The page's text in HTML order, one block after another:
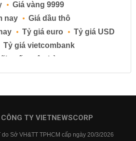
Giá vàng 9999
nay
Giá dầu thô
Tỷ giá euro
Tỷ giá USD
Tỷ giá vietcombank
suất ngân hàng
Lãi suất tiền gửi
BIDV
TY VIETNEWSCORP
Sở VH&TT TPHCM cấp ngày 20/3/2026